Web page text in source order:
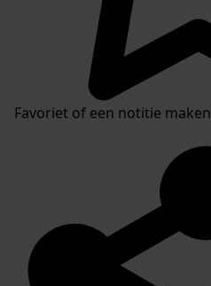
Favoriet of een notitie maken